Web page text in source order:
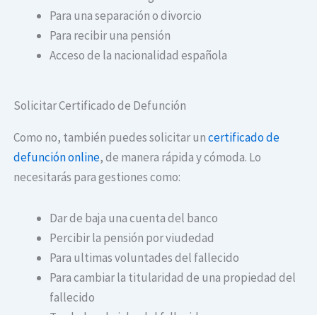
Para una separación o divorcio
Para recibir una pensión
Acceso de la nacionalidad española
Solicitar Certificado de Defunción
Como no, también puedes solicitar uncertificado de
defunción online, de manera rápida y cómoda. Lo
necesitarás para gestiones como:
Dar de baja una cuenta del banco
Percibir la pensión por viudedad
Para ultimas voluntades del fallecido
Para cambiar la titularidad de una propiedad del
fallecido